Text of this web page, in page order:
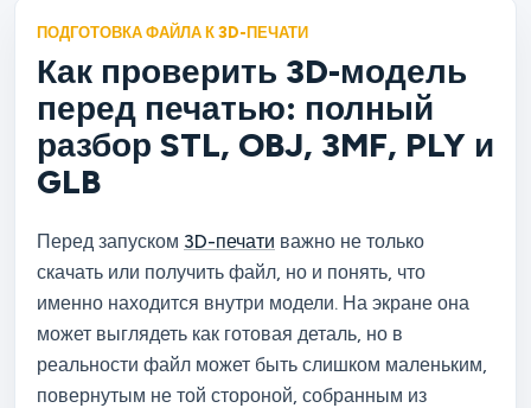
ПОДГОТОВКА ФАЙЛА К 3D-ПЕЧАТИ
Как проверить 3D-модель
перед печатью: полный
разбор STL, OBJ, 3MF, PLY и
GLB
Перед запуском 3D-печати важно не только
скачать или получить файл, но и понять, что
именно находится внутри модели. На экране она
может выглядеть как готовая деталь, но в
реальности файл может быть слишком маленьким,
повернутым не той стороной, собранным из